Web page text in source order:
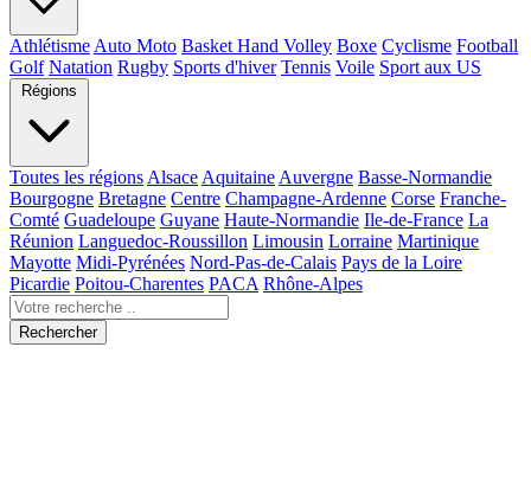
Athlétisme Auto Moto Basket Hand Volley Boxe Cyclisme Football
Golf Natation Rugby Sports d'hiver Tennis Voile Sport aux US
Régions
Toutes les régions Alsace Aquitaine Auvergne Basse-Normandie
Bourgogne Bretagne Centre Champagne-Ardenne Corse Franche-
Comté Guadeloupe Guyane Haute-Normandie Ile-de-France La
Réunion Languedoc-Roussillon Limousin Lorraine Martinique
Mayotte Midi-Pyrénées Nord-Pas-de-Calais Pays de la Loire
Picardie Poitou-Charentes PACA Rhône-Alpes
Rechercher